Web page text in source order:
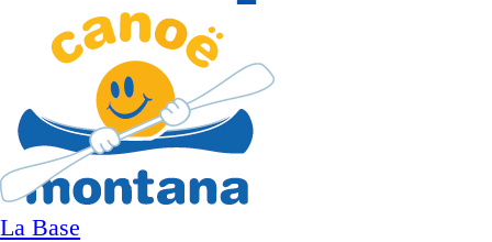
La Base